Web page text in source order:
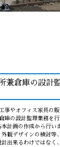
兼倉庫の設計
事やオフィス家具の
庫の設計監理業務を行
計画の作成から行い
観デザインの検討等
出来るわけではなく